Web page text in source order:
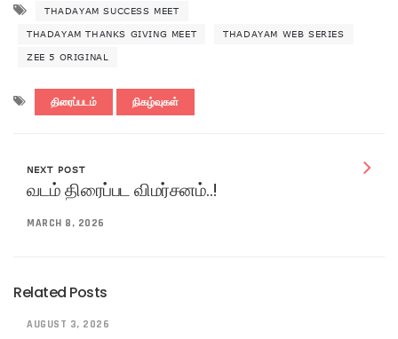
THADAYAM SUCCESS MEET
THADAYAM THANKS GIVING MEET THADAYAM WEB SERIES
ZEE 5 ORIGINAL
திரைப்படம் நிகழ்வுகள்
NEXT POST
வடம் திரைப்பட விமர்சனம்..!
MARCH 8, 2026
Related Posts
AUGUST 3, 2026